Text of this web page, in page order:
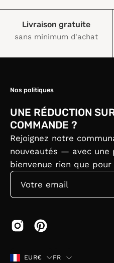
Livraison gratuite
sans minimum d'achat
Nos politiques
UNE RÉDUCTION
COMMANDE ?
Rejoignez notre
nouveautés — avec une
bienvenue rien que pour
Pays
EUR€ Langue
FR